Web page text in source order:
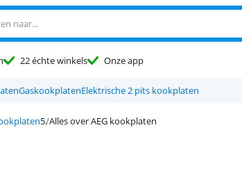
22 échte winkels Onze app
GaskookplatenElektrische 2 pits kookplaten
Alles over AEG kookplaten